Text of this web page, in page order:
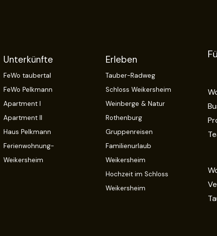
Unterkünfte
FeWo taubertal
FeWo Pelkmann
Apartment I
Apartment II
Haus Pelkmann
Ferienwohnung-
Weikersheim
Erleben
Tauber-Radweg
Schloss Weikersheim
Weinberge & Natur
Rothenburg
Gruppenreisen
Familienurlaub
Weikersheim
Hochzeit im Schloss
Weikersheim